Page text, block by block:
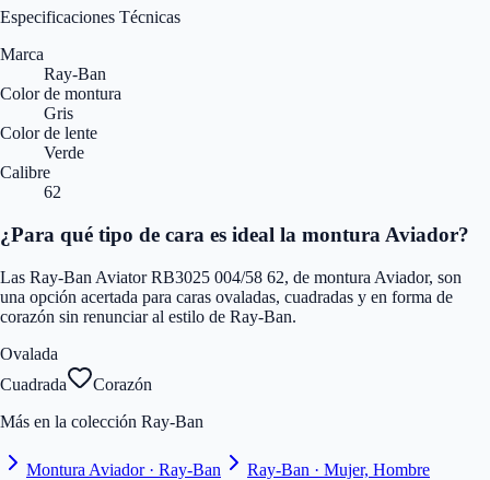
Especificaciones Técnicas
Marca
Ray-Ban
Color de montura
Gris
Color de lente
Verde
Calibre
62
¿Para qué tipo de cara es ideal la montura Aviador?
Las Ray-Ban Aviator RB3025 004/58 62, de montura Aviador, son
una opción acertada para caras ovaladas, cuadradas y en forma de
corazón sin renunciar al estilo de Ray-Ban.
Ovalada
Cuadrada
Corazón
Más en la colección Ray-Ban
Montura Aviador · Ray-Ban
Ray-Ban · Mujer, Hombre